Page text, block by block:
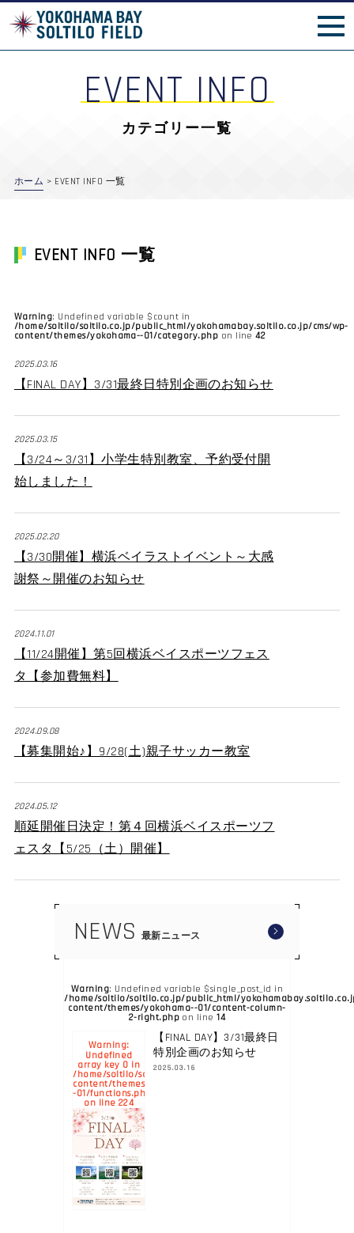
横ベイフェスタ
EVENT INFO
カテゴリー一覧
ホーム > EVENT INFO 一覧
EVENT INFO 一覧
Warning: Undefined variable $count in
/home/soltilo/soltilo.co.jp/public_html/yokohamabay.soltilo.co.jp/cms/wp-
content/themes/yokohama--01/category.php on line42
2025.03.16
【FINAL DAY】3/31最終日特別企画のお知らせ
2025.03.15
【3/24～3/31】小学生特別教室、予約受付開
始しました！
2025.02.20
【3/30開催】横浜ベイラストイベント～大感
謝祭～開催のお知らせ
2024.11.01
【11/24開催】第5回横浜ベイスポーツフェス
タ【参加費無料】
2024.09.08
【募集開始♪】9/28(土)親子サッカー教室
2024.05.12
順延開催日決定！第４回横浜ベイスポーツフ
ェスタ【5/25（土）開催】
NEWS 最新ニュース
Warning: Undefined variable $single_post_id in
/home/soltilo/soltilo.co.jp/public_html/
content/themes/yokohama--01/content-column-
2-right.phpon line14
Warning:
Undefined
array key 0 in
/home/soltilo/soltilo.co.jp/public_html/
content/themes/yokohama-
-01/functions.php
on line 224
【FINAL DAY】3/31最終日
特別企画のお知らせ
2025.03.16